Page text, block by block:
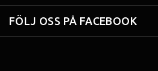
FÖLJ OSS PÅ FACEBOOK